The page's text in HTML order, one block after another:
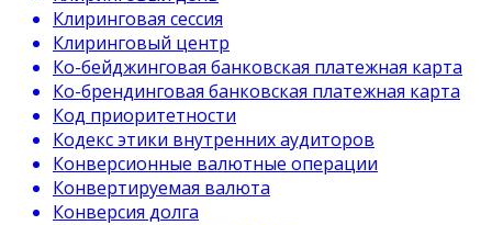
Клиринговая сессия
Клиринговый центр
Ко-бейджинговая банковская платежная карта
Ко-брендинговая банковская платежная карта
Код приоритетности
Кодекс этики внутренних аудиторов
Конверсионные валютные операции
Конвертируемая валюта
Конверсия долга